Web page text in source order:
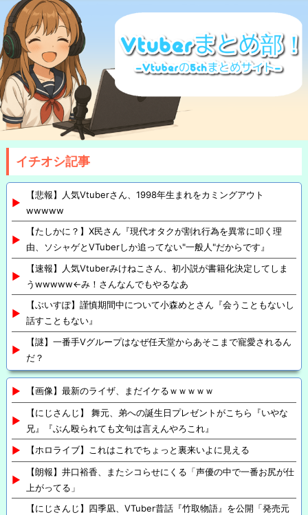
イチオシ記事
【悲報】人気Vtuberさん、1998年生まれをカミングアウト
wwwww
【たしかに？】X民さん『現代オタクが割れ行為を異常に叩く理
由、ソシャゲとVTuberしか追ってない"一般人"だからです』
【速報】人気Vtuberみけねこさん、初小説が書籍化決定してしま
うwwwww←み！さんなんでもやるなあ
【ぶいすぽ】謹慎期間中について小森めとさん『会うこともないし
話すこともない』
【謎】一番手Vグループはなぜ任天堂からあそこまで寵愛されるん
だ？
【画像】最新のライザ、まだイケるｗｗｗｗｗ
【にじさんじ】 舞元、弟への誕生日プレゼントがこちら『いやな
兄』『ぶん殴られても文句は言えんやろこれ』
【ホロライブ】これはこれでちょっと裏来いよに見える
【朗報】井口裕香、またシコらせにくる「声優の中で一番お尻が仕
上がってる」
【にじさんじ】四季凪、VTuber昔話『竹取物語』を公開「発売元